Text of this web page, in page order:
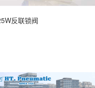
反联锁阀